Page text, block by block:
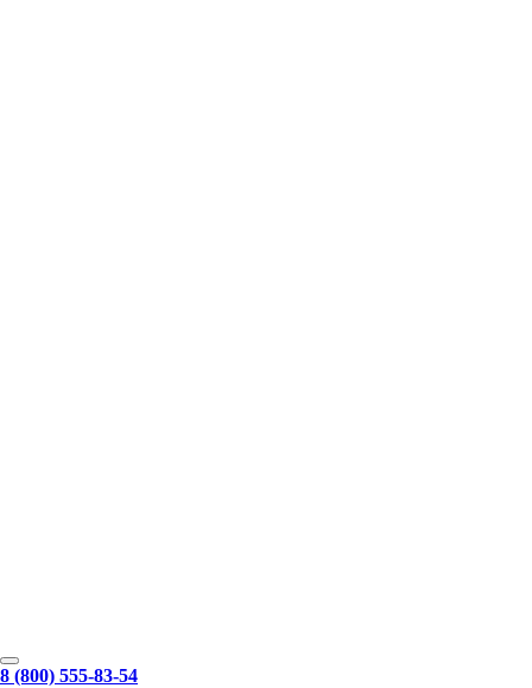
8 (800) 555-83-54